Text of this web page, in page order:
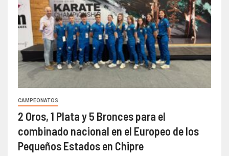
CAMPEONATOS
2 Oros, 1 Plata y 5 Bronces para el
combinado nacional en el Europeo de los
Pequeños Estados en Chipre